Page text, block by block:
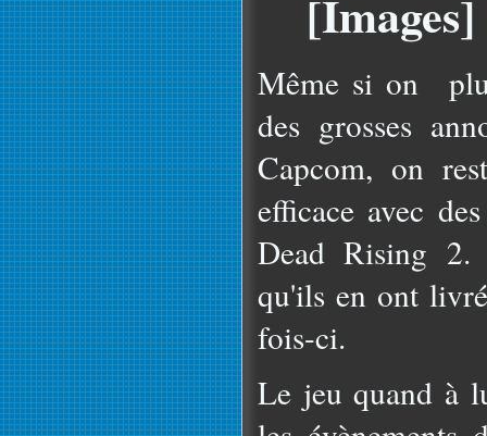
Même si on
des grosses
Capcom, on
efficace avec
Dead Rising
qu'ils en ont
fois-ci.
Le jeu quand à